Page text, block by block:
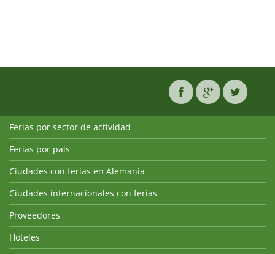
Ferias por sector de actividad
Ferias por país
Ciudades con ferias en Alemania
Ciudades internacionales con ferias
Proveedores
Hoteles